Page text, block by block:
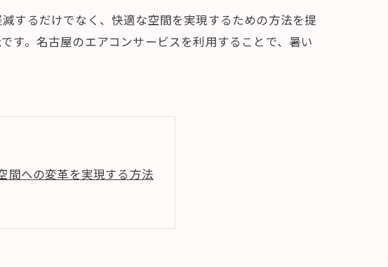
するだけでなく、快適な空間を実現するための方法を提
す。名古屋のエアコンサービスを利用することで、暑い
間への変革を実現する方法